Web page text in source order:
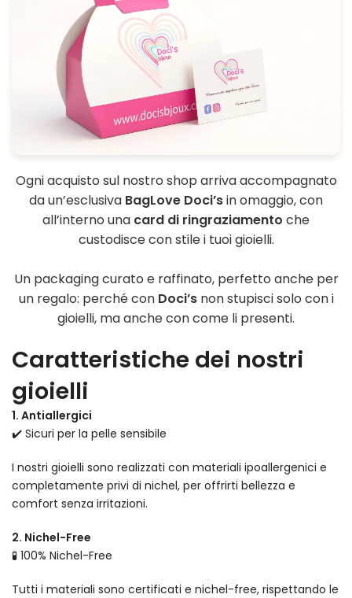
Ogni acquisto sul nostro shop arriva accompagnato
da un’esclusiva BagLove Doci’sin omaggio, con
all’interno una card di ringraziamento che
custodisce con stile i tuoi gioielli.
Un packaging curato e raffinato, perfetto anche per
un regalo: perché con Doci’snon stupisci solo con i
gioielli, ma anche con come li presenti.
Caratteristiche dei nostri
gioielli
1. Antiallergici
✔️ Sicuri per la pelle sensibile
I nostri gioielli sono realizzati con materiali ipoallergenici e
completamente privi di nichel, per offrirti bellezza e
comfort senza irritazioni.
2. Nichel-Free
🧪 100% Nichel-Free
Tutti i materiali sono certificati e nichel-free, rispettando le